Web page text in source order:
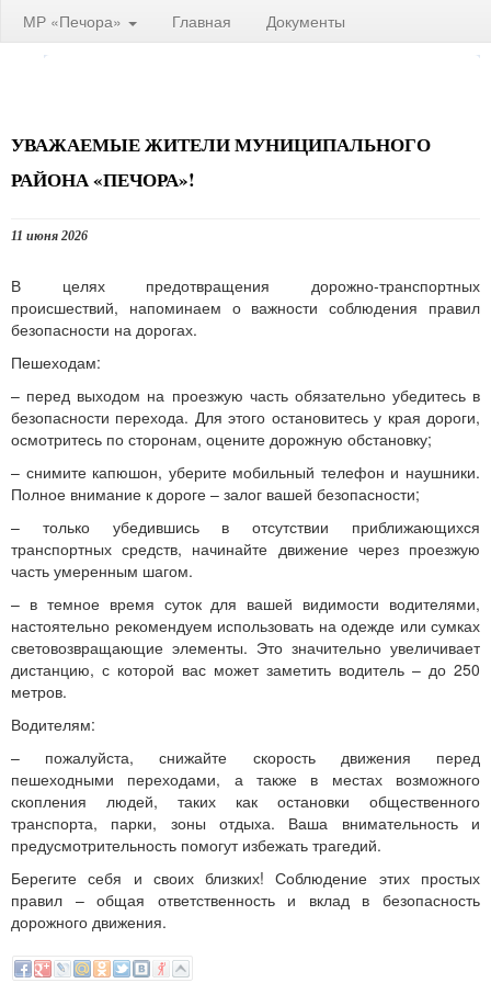
МР «Печора» Главная Документы
УВАЖАЕМЫЕ ЖИТЕЛИ МУНИЦИПАЛЬНОГО
РАЙОНА «ПЕЧОРА»!
11 июня 2026
В целях предотвращения дорожно-транспортных
происшествий, напоминаем о важности соблюдения правил
безопасности на дорогах.
Пешеходам:
– перед выходом на проезжую часть обязательно убедитесь в
безопасности перехода. Для этого остановитесь у края дороги,
осмотритесь по сторонам, оцените дорожную обстановку;
– снимите капюшон, уберите мобильный телефон и наушники.
Полное внимание к дороге – залог вашей безопасности;
– только убедившись в отсутствии приближающихся
транспортных средств, начинайте движение через проезжую
часть умеренным шагом.
– в темное время суток для вашей видимости водителями,
настоятельно рекомендуем использовать на одежде или сумках
световозвращающие элементы. Это значительно увеличивает
дистанцию, с которой вас может заметить водитель – до 250
метров.
Водителям:
– пожалуйста, снижайте скорость движения перед
пешеходными переходами, а также в местах возможного
скопления людей, таких как остановки общественного
транспорта, парки, зоны отдыха. Ваша внимательность и
предусмотрительность помогут избежать трагедий.
Берегите себя и своих близких! Соблюдение этих простых
правил – общая ответственность и вклад в безопасность
дорожного движения.